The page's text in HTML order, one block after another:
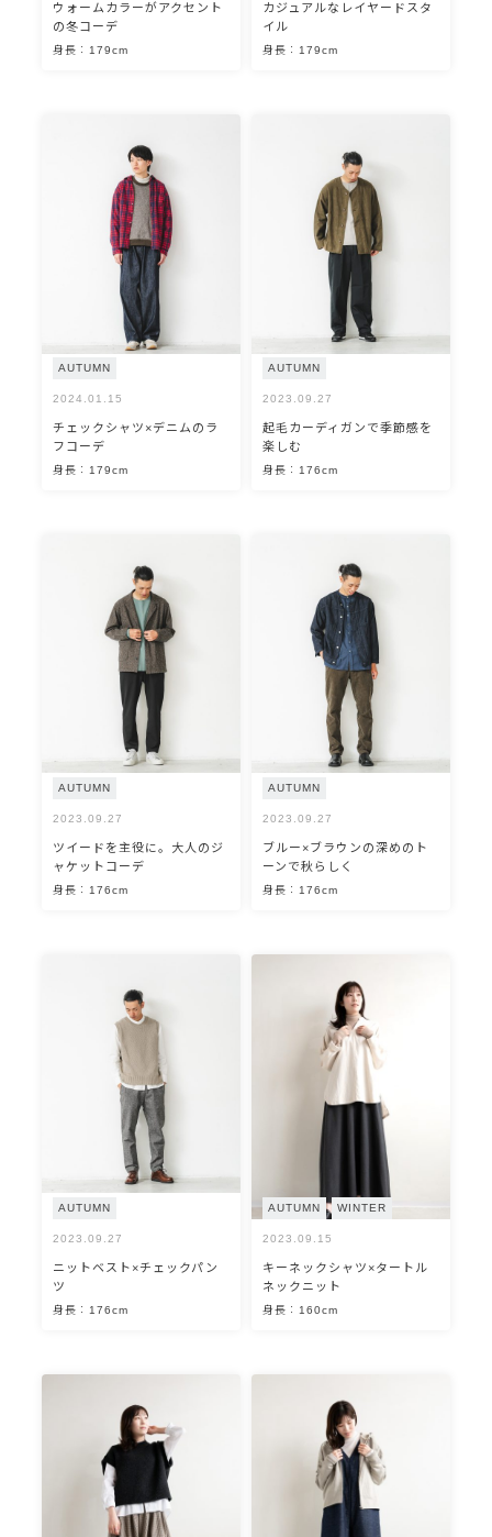
ウォームカラーがアクセント
の冬コーデ
身長：179cm
カジュアルなレイヤードスタ
イル
身長：179cm
AUTUMN
2024.01.15
チェックシャツ×デニムのラ
フコーデ
身長：179cm
AUTUMN
2023.09.27
起毛カーディガンで季節感を
楽しむ
身長：176cm
AUTUMN
2023.09.27
ツイードを主役に。大人のジ
ャケットコーデ
身長：176cm
AUTUMN
2023.09.27
ブルー×ブラウンの深めのト
ーンで秋らしく
身長：176cm
AUTUMN
2023.09.27
ニットベスト×チェックパン
ツ
身長：176cm
AUTUMN WINTER
2023.09.15
キーネックシャツ×タートル
ネックニット
身長：160cm